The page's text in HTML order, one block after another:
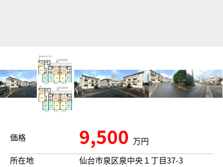
価格 9,500 万円
所在地
仙台市泉区泉中央１丁目37-3